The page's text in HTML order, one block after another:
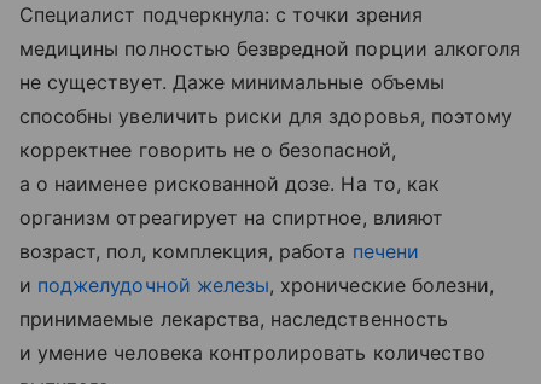
Специалист подчеркнула: с точки зрения
медицины полностью безвредной порции алкоголя
не существует. Даже минимальные объемы
способны увеличить риски для здоровья, поэтому
корректнее говорить не о безопасной,
а о наименее рискованной дозе. На то, как
организм отреагирует на спиртное, влияют
возраст, пол, комплекция, работа печени
и поджелудочной железы, хронические болезни,
принимаемые лекарства, наследственность
и умение человека контролировать количество